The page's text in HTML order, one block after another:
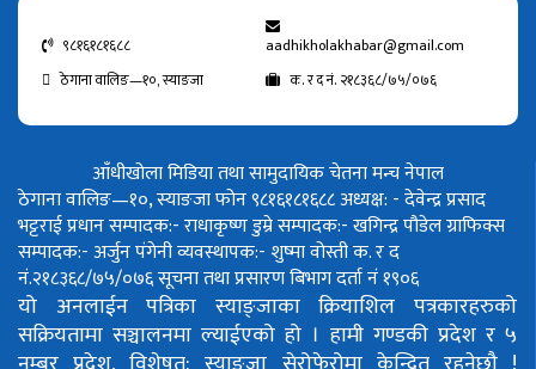
९८१६१८१६८८
aadhikholakhabar@gmail.com
ठेगाना वालिङ—१०, स्याङजा
क. र द नं. २१८३६८/७५/०७६
आँधीखोला मिडिया तथा सामुदायिक चेतना मन्च नेपाल
ठेगाना वालिङ—१०, स्याङजा फोन ९८१६१८१६८८अध्यक्ष: - देवेन्द्र प्रसाद
भट्टराईप्रधान सम्पादक:- राधाकृष्ण डुम्रेसम्पादक:- खगिन्द्र पौडेलग्राफिक्स
सम्पादक:- अर्जुन पंगेनीव्यवस्थापक:- शुष्मा वोस्तीक. र द
नं.२१८३६८/७५/०७६सूचना तथा प्रसारण बिभाग दर्ता नं १९०६
यो अनलाईन पत्रिका स्याङ्जाका क्रियाशिल पत्रकारहरुको
सक्रियतामा सञ्चालनमा ल्याईएको हो । हामी गण्डकी प्रदेश र ५